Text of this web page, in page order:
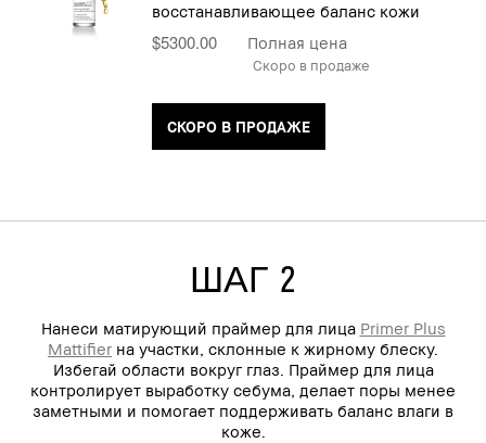
восстанавливающее баланс кожи
$5300.00 Полная цена
Скоро в продаже
СКОРО В ПРОДАЖЕ
ШАГ 2
Нанеси матирующий праймер для лица Primer Plus
Mattifier на участки, склонные к жирному блеску.
Избегай области вокруг глаз. Праймер для лица
контролирует выработку себума, делает поры менее
заметными и помогает поддерживать баланс влаги в
коже.